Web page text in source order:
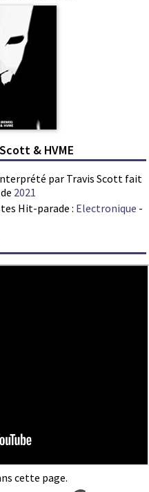
& HVME
par Travis Scott fait
2021
Hit-parade : Electronique -
cette page.